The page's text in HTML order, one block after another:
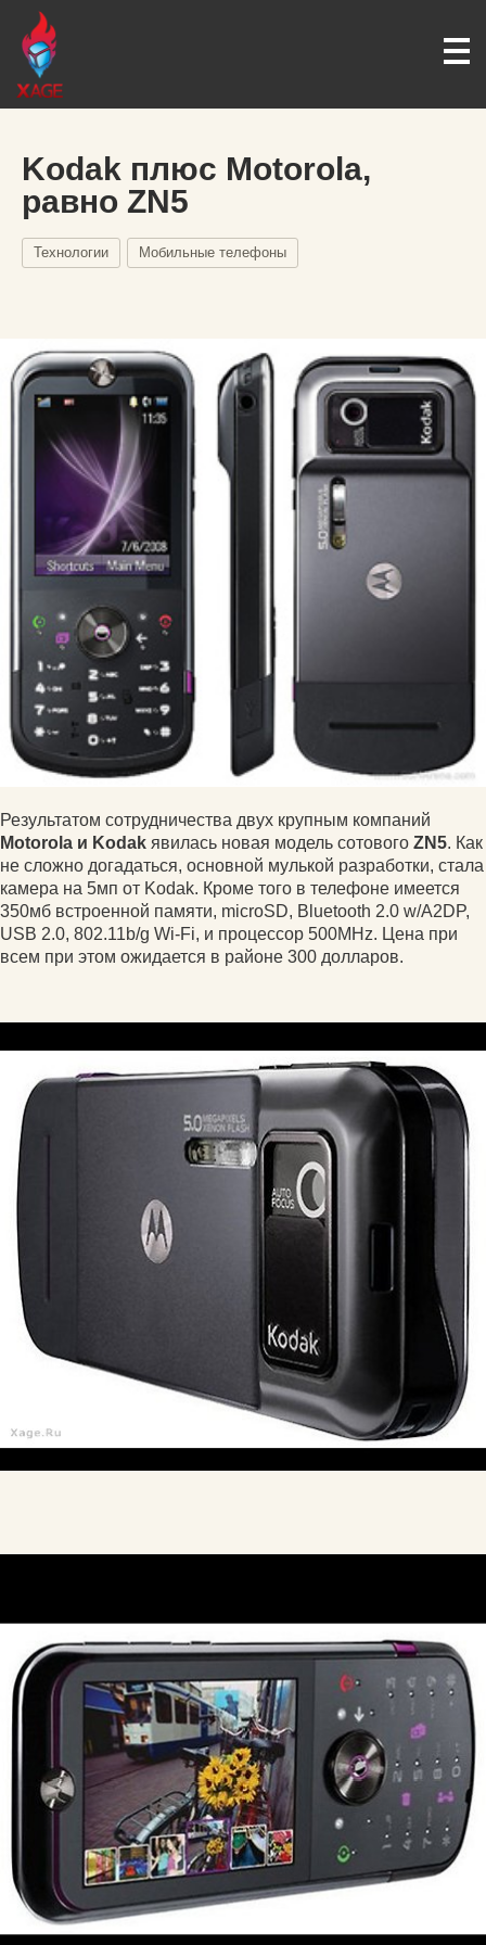
Kodak плюс Motorola,
равно ZN5
Технологии Мобильные телефоны
Результатом сотрудничества двух крупным компаний
Motorola и Kodak явилась новая модель сотового ZN5. Как
не сложно догадаться, основной мулькой разработки, стала
камера на 5мп от Kodak. Кроме того в телефоне имеется
350мб встроенной памяти, microSD, Bluetooth 2.0 w/A2DP,
USB 2.0, 802.11b/g Wi-Fi, и процессор 500MHz. Цена при
всем при этом ожидается в районе 300 долларов.